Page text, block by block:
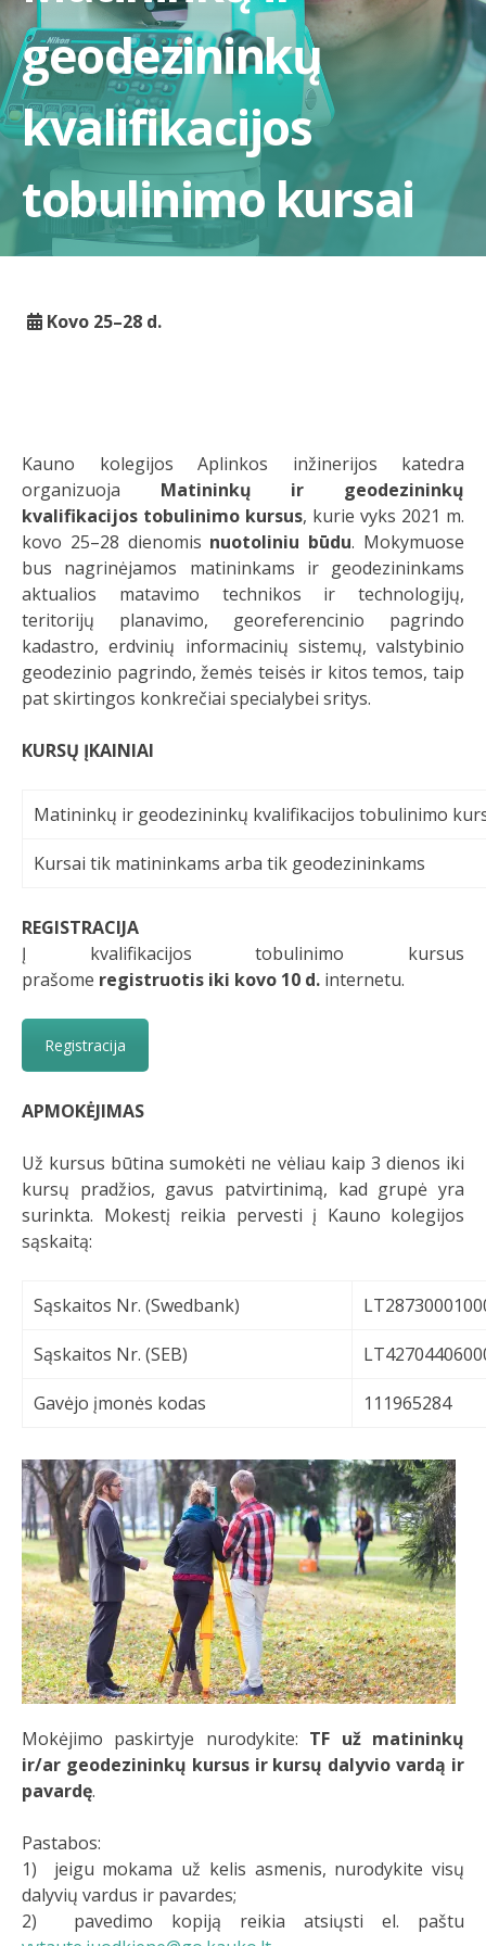
geodezininkų
kvalifikacijos
tobulinimo kursai
Kovo 25–28 d.
Kauno kolegijos Aplinkos inžinerijos katedra
organizuoja Matininkų ir geodezininkų
kvalifikacijos tobulinimo kursus, kurie vyks 2021 m.
kovo 25–28 dienomis nuotoliniu būdu. Mokymuose
bus nagrinėjamos matininkams ir geodezininkams
aktualios matavimo technikos ir technologijų,
teritorijų planavimo, georeferencinio pagrindo
kadastro, erdvinių informacinių sistemų, valstybinio
geodezinio pagrindo, žemės teisės ir kitos temos, taip
pat skirtingos konkrečiai specialybei sritys.
KURSŲ ĮKAINIAI
Matininkų ir geodezininkų kvalifikacijos tobulinimo
Kursai tik matininkams arba tik geodezininkams
REGISTRACIJA
Į kvalifikacijos tobulinimo kursus
prašome registruotis iki kovo 10 d. internetu.
Registracija
APMOKĖJIMAS
Už kursus būtina sumokėti ne vėliau kaip 3 dienos iki
kursų pradžios, gavus patvirtinimą, kad grupė yra
surinkta. Mokestį reikia pervesti į Kauno kolegijos
sąskaitą:
Sąskaitos Nr. (Swedbank)
Sąskaitos Nr. (SEB)
Gavėjo įmonės kodas 111965284
Mokėjimo paskirtyje nurodykite: TF už matininkų
ir/ar geodezininkų kursus ir kursų dalyvio vardą ir
pavardę.
Pastabos:
1) jeigu mokama už kelis asmenis, nurodykite visų
dalyvių vardus ir pavardes;
2) pavedimo kopiją reikia atsiųsti el. paštu